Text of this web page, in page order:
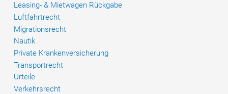
Leasing- & Mietwagen Rückgabe
Luftfahrtrecht
Migrationsrecht
Nautik
Private Krankenversicherung
Transportrecht
Urteile
Verkehrsrecht